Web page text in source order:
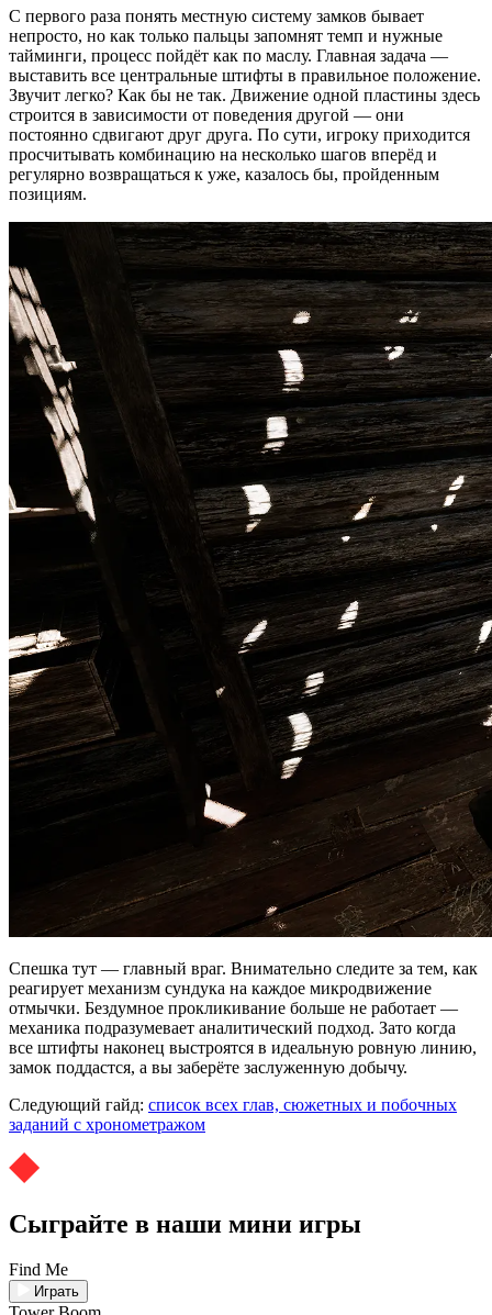
С первого раза понять местную систему замков бывает
непросто, но как только пальцы запомнят темп и нужные
тайминги, процесс пойдёт как по маслу. Главная задача —
выставить все центральные штифты в правильное положение.
Звучит легко? Как бы не так. Движение одной пластины здесь
строится в зависимости от поведения другой — они
постоянно сдвигают друг друга. По сути, игроку приходится
просчитывать комбинацию на несколько шагов вперёд и
регулярно возвращаться к уже, казалось бы, пройденным
позициям.
Спешка тут — главный враг. Внимательно следите за тем, как
реагирует механизм сундука на каждое микродвижение
отмычки. Бездумное прокликивание больше не работает —
механика подразумевает аналитический подход. Зато когда
все штифты наконец выстроятся в идеальную ровную линию,
замок поддастся, а вы заберёте заслуженную добычу.
Следующий гайд: список всех глав, сюжетных и побочных
заданий с хронометражом
Сыграйте в наши мини игры
Find Me
Играть